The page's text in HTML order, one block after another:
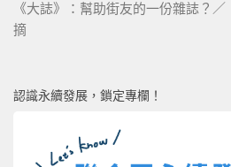
《大誌》：幫助街友的一份雜誌？
摘
認識永續發展，鎖定專欄！